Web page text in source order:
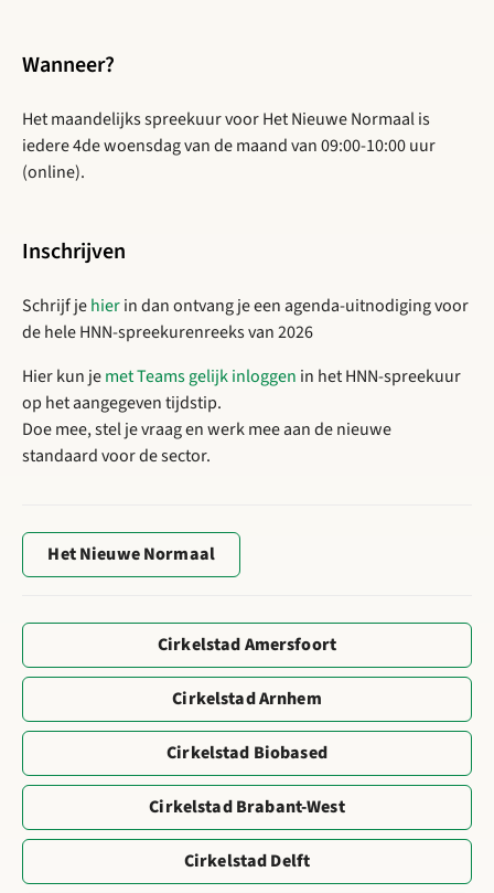
Wanneer?
Het maandelijks spreekuur voor Het Nieuwe Normaal is
iedere 4de woensdag van de maand van 09:00-10:00 uur
(online).
Inschrijven
Schrijf jehierin dan ontvang je een agenda-uitnodiging voor
de hele HNN-spreekurenreeks van 2026
Hier kun jemet Teams gelijk inloggen in het HNN-spreekuur
op het aangegeven tijdstip.
Doe mee, stel je vraag en werk mee aan de nieuwe
standaard voor de sector.
Het Nieuwe Normaal
Cirkelstad Amersfoort
Cirkelstad Arnhem
Cirkelstad Biobased
Cirkelstad Brabant-West
Cirkelstad Delft